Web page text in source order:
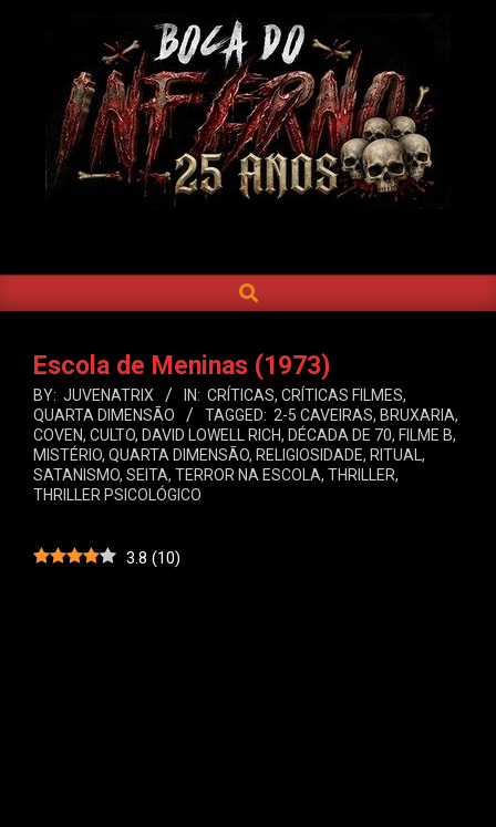
DO
INFERNO
Navigation
SEARCH
Escola de Meninas (1973)
BY: JUVENATRIX IN: CRÍTICAS, CRÍTICAS FILMES,
QUARTA DIMENSÃO
TAGGED: 2-5 CAVEIRAS, BRUXARIA,
COVEN, CULTO, DAVID LOWELL RICH, DÉCADA DE 70, FILME B,
MISTÉRIO, QUARTA DIMENSÃO, RELIGIOSIDADE, RITUAL ,
SATANISMO, SEITA, TERROR NA ESCOLA, THRILLER,
THRILLER PSICOLÓGICO
3.8 (10)